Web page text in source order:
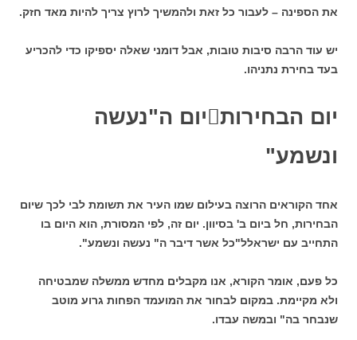
את הספינה – לעבור כל זאת ולהמשיך לרוץ צריך להיות מאד חזק.
יש עוד הרבה סיבות טובות, אבל דומני שאלה יספיקו כדי להכריע
בעד בחירת נתניהו.
יום הבחירותיום ה"נעשה
ונשמע"
אחד הקוראים הרוצה בעילום שמו העיר את תשומת לבי לכך שיום
הבחירות, חל ביום ב' בסיוון. יום זה, לפי המסורת, הוא היום בו
התחייב עם ישראלל"כל אשר דיבר ה" נעשה ונשמע".
כל פעם, אומר הקורא, אנו מקבלים מחדש ממשלה שמבטיחה
ולא מקיימת. במקום לבחור את המועמד הפחות גרוע מוטב
שנבחר בה" ובמשה עבדו.